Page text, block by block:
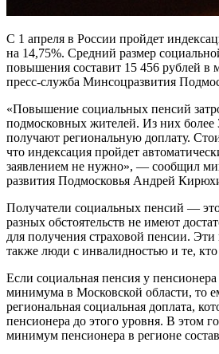
С 1 апреля в России пройдет
на 14,75%. Средний размер
повышения составит 15 456 рублей в
пресс-служба Минсоцразвития
«Повышение социальных пенсий
подмосковных жителей. Из них более
получают региональную доплату.
что индексация пройдет
заявлением не нужно», — сообщил
развития Подмосковья Андрей
Получатели социальных пенсий —
разных обстоятельств не имеют
для получения страховой пенсии.
также люди с инвалидностью и те,
Если социальная пенсия у
минимума в Московской области, то
региональная социальная доплата,
пенсионера до этого уровня. В этом
минимум пенсионера в регионе